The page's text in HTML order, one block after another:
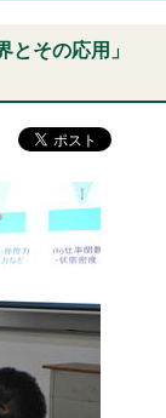
とその応用」